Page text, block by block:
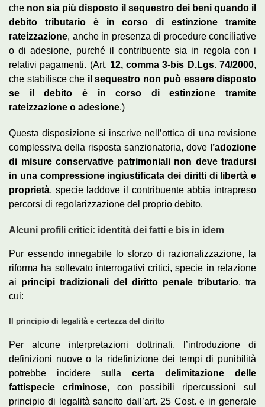
che non sia più disposto il sequestro dei beni quando il
debito tributario è in corso di estinzione tramite
rateizzazione, anche in presenza di procedure conciliative
o di adesione, purché il contribuente sia in regola con i
relativi pagamenti. (Art. 12, comma 3‑bis D.Lgs. 74/2000,
che stabilisce che il sequestro non può essere disposto
se il debito è in corso di estinzione tramite
rateizzazione o adesione.)
Questa disposizione si inscrive nell’ottica di una revisione
complessiva della risposta sanzionatoria, dove l’adozione
di misure conservative patrimoniali non deve tradursi
in una compressione ingiustificata dei diritti di libertà e
proprietà, specie laddove il contribuente abbia intrapreso
percorsi di regolarizzazione del proprio debito.
Alcuni profili critici: identità dei fatti e bis in idem
Pur essendo innegabile lo sforzo di razionalizzazione, la
riforma ha sollevato interrogativi critici, specie in relazione
ai principi tradizionali del diritto penale tributario, tra
cui:
Il principio di legalità e certezza del diritto
Per alcune interpretazioni dottrinali, l’introduzione di
definizioni nuove o la ridefinizione dei tempi di punibilità
potrebbe incidere sulla certa delimitazione delle
fattispecie criminose, con possibili ripercussioni sul
principio di legalità sancito dall’art. 25 Cost. e in generale